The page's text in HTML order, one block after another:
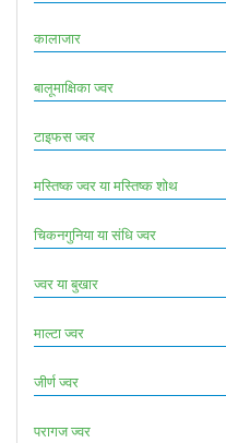
कालाजार
बालूमाक्षिका ज्वर
टाइफस ज्वर
मस्तिष्क ज्वर या मस्तिष्क शोथ
चिकनगुनिया या संधि ज्वर
ज्वर या बुखार
माल्टा ज्वर
जीर्ण ज्वर
परागज ज्वर